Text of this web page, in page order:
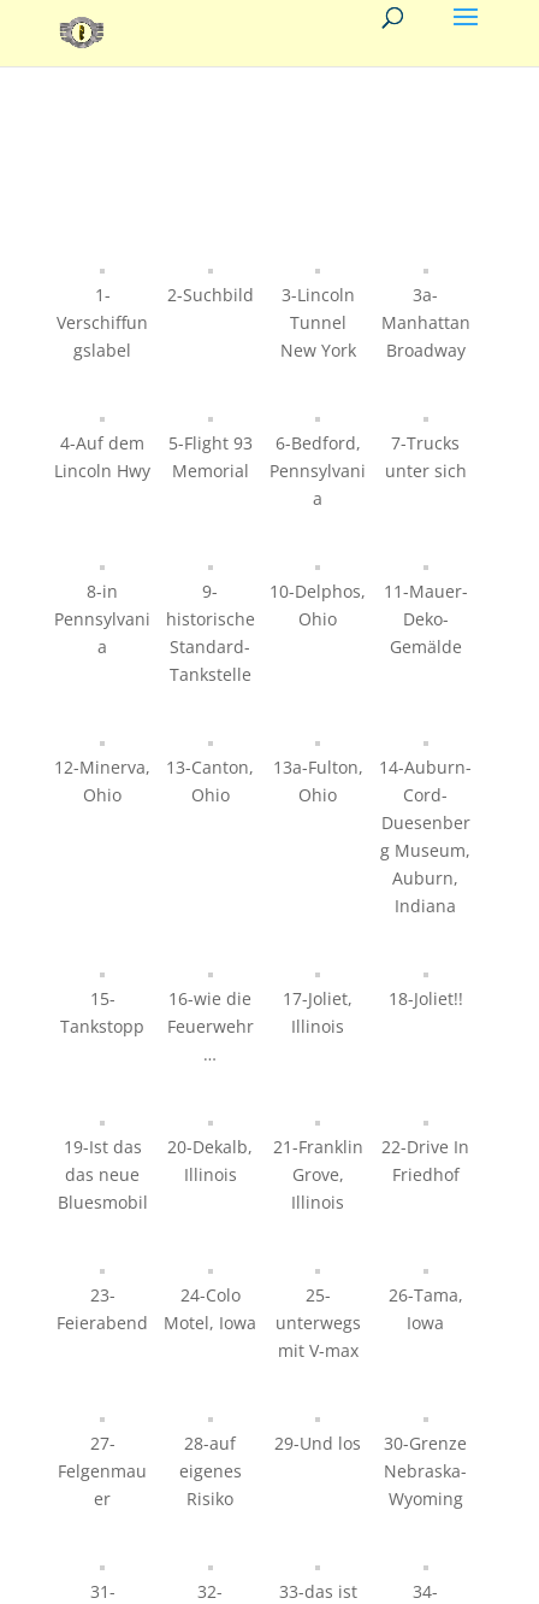
1-
Verschiffun
gslabel
2-Suchbild
3-Lincoln
Tunnel
New York
3a-
Manhattan
Broadway
4-Auf dem
Lincoln Hwy
5-Flight 93
Memorial
6-Bedford,
Pennsylvani
a
7-Trucks
unter sich
8-in
Pennsylvani
a
9-
historische
Standard-
Tankstelle
10-Delphos,
Ohio
11-Mauer-
Deko-
Gemälde
12-Minerva,
Ohio
13-Canton,
Ohio
13a-Fulton,
Ohio
14-Auburn-
Cord-
Duesenber
g Museum,
Auburn,
Indiana
15-
Tankstopp
16-wie die
Feuerwehr
…
17-Joliet,
Illinois
18-Joliet!!
19-Ist das
das neue
Bluesmobil
20-Dekalb,
Illinois
21-Franklin
Grove,
Illinois
22-Drive In
Friedhof
23-
Feierabend
24-Colo
Motel, Iowa
25-
unterwegs
mit V-max
26-Tama,
Iowa
27-
Felgenmau
er
28-auf
eigenes
Risiko
29-Und los
30-Grenze
Nebraska-
Wyoming
31-
32-
33-das ist
34-